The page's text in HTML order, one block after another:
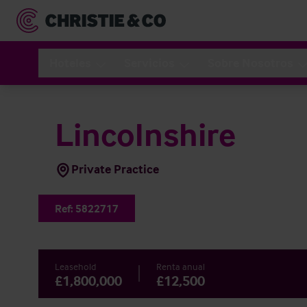
Lincolnshire
Private Practice
Ref: 5822717
Leasehold
£1,800,000
Renta anual
£12,500